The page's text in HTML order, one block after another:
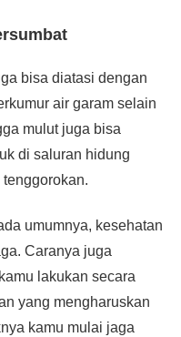
bisa diatasi dengan
air garam selain
mulut juga bisa
di saluran hidung
umumnya, kesehatan
Caranya juga
lakukan secara
yang mengharuskan
kamu mulai jaga